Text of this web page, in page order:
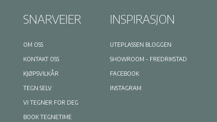
SNARVEIER
OM OSS
KONTAKT OSS
KJØPSVILKÅR
TEGN SELV
VI TEGNER FOR DEG
BOOK TEGNETIME
INSPIRASJON
UTEPLASSEN BLOGGEN
SHOWROOM - FREDRIKSTAD
FACEBOOK
INSTAGRAM